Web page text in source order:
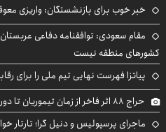
خبر خوب برای بازنشستگان: واریزی
مقام سعودی: توافقنامه دفاعی
کشورهای منطقه نیست
پیاتزا فهرست نهایی تیم ملی را برای
حراج ۸۸ اثر فاخر از زمان تیموریان تا دوره معاصر +تصاویر
ماجرای پرسپولیس و دنیل گرا؛